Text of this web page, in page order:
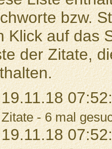
bzw.
Klick auf das
der Zitate,
19.11.18
Zitate - 6 mal
19.11.18